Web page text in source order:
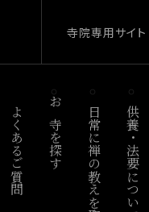
寺院専用サイト
よくあるご質問 お寺を探す 供養・法要について